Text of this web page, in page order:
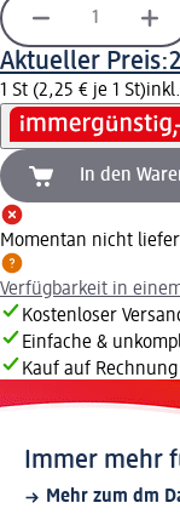
Aktueller Preis:
1 St (2,25 € je 1 St)
In den
Momentan nicht
Verfügbarkeit in
Kostenloser
Einfache &
Kauf auf
Immer mehr
Mehr zum dm